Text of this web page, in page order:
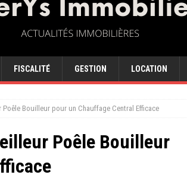
FISCALITÉ GESTION LOCATION
Bouilleur pour un Chauffage Central Efficace
Poêle Bouilleur